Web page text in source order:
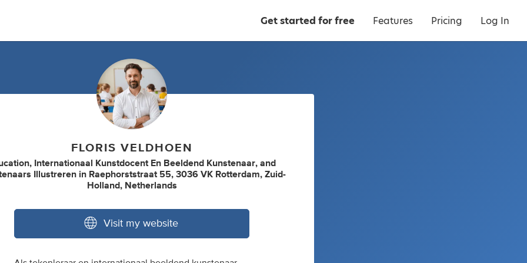
Get started for free Features Pricing Log In
FLORIS VELDHOEN
, Internationaal Kunstdocent En Beeldend Kunstenaar, and
Illustreren in Raephorststraat 55, 3036 VK Rotterdam, Zuid-
Holland, Netherlands
Visit my website